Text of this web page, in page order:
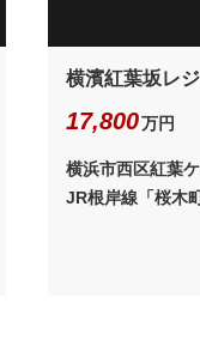
横濱紅葉坂レ
17,800万円
横浜市西区紅葉
JR根岸線「桜木